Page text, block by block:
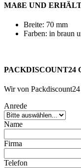
MAßE UND
Breite: 70 mm
Farben: in braun
PACKDISCOUNT24
Wir von
Anrede
Name
Firma
Telefon